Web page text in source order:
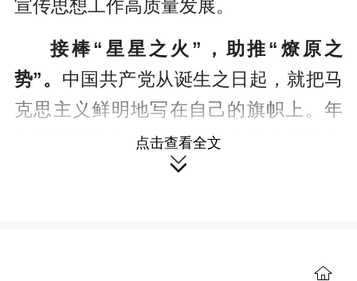
宣传思想工作高质量发展。
接棒“星星之火”，助推“燎原之
势”。 中国共产党从诞生之日起，就把马
克思主义鲜明地写在自己的旗帜上。年
轻干部要接好班，就要坚定马克思主义
信仰，为共产主义远大理想和中国特色
人的奋进姿态，接过思想火炬，强化使
点击查看全文
